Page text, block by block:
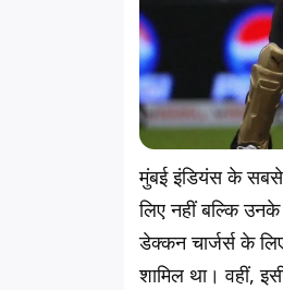
मुंबई इंडियंस के
लिए नहीं बल्कि
डेक्कन चार्जर्स के
शामिल था। वहीं,